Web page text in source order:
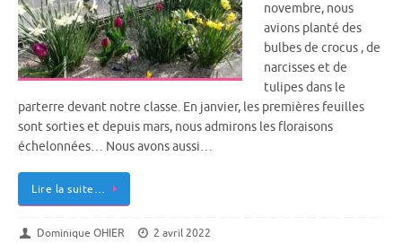
novembre, nous
avions planté des
bulbes de crocus , de
narcisses et de
tulipes dans le
parterre devant notre classe. En janvier, les premières feuilles
sont sorties et depuis mars, nous admirons les floraisons
échelonnées… Nous avons aussi…
Lire la suite…
Dominique OHIER 2 avril 2022